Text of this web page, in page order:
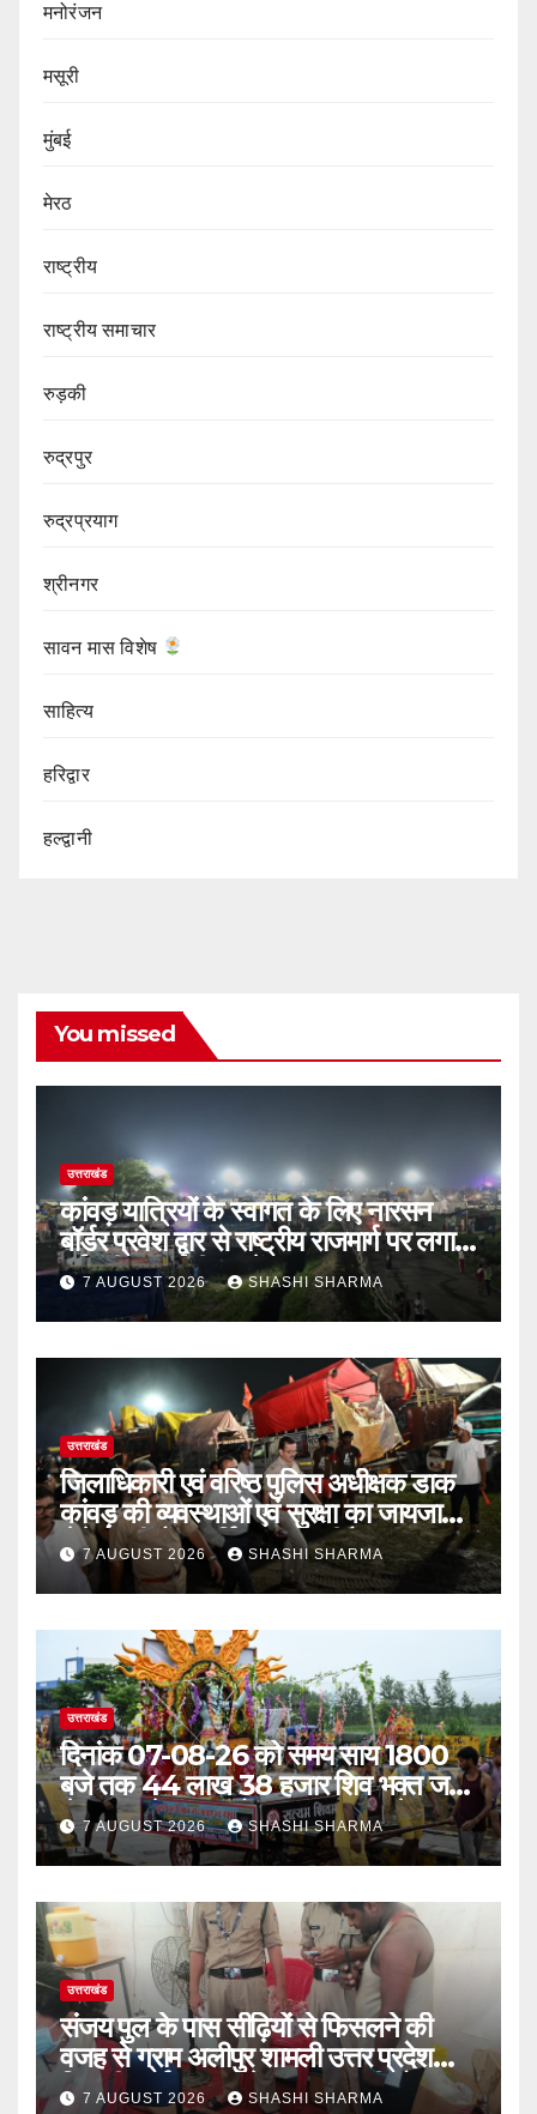
मनोरंजन
मसूरी
मुंबई
मेरठ
राष्ट्रीय
राष्ट्रीय समाचार
रुड़की
रुद्रपुर
रुद्रप्रयाग
श्रीनगर
सावन मास विशेष
साहित्य
हरिद्वार
हल्द्वानी
You missed
उत्तराखंड
कांवड़ यात्रियों के स्वागत के लिए नारसन
बॉर्डर प्रवेश द्वार से राष्ट्रीय राजमार्ग पर लगाई
गई रंगीन एलईडी लाइटें
7 AUGUST 2026 SHASHI SHARMA
उत्तराखंड
जिलाधिकारी एवं वरिष्ठ पुलिस अधीक्षक डाक
कांवड़ की व्यवस्थाओं एवं सुरक्षा का जायजा
लेने बैरागी कैंप पार्किंग स्थल जीरो ग्राउंड पर
देर रात्रि पहुंचे
7 AUGUST 2026 SHASHI SHARMA
उत्तराखंड
दिनांक 07-08-26 को समय साय 1800
बजे तक 44 लाख 38 हजार शिव भक्त जल
लेकर अपने गंतव्य को प्रस्थान कर चुके
7 AUGUST 2026 SHASHI SHARMA
उत्तराखंड
संजय पुल के पास सीढ़ियों से फिसलने की
वजह से ग्राम अलीपुर शामली उत्तर प्रदेश
निवासी आर्यन कुमार के सर पर गहरी चोट आ
7 AUGUST 2026 SHASHI SHARMA